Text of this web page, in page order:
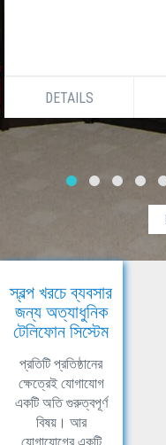
DETAILS
স্বল্প খরচে ব্যবসার
জন্য অত্যাধুনিক
টেলিফোন সিস্টেম
প্রতিটি প্রতিষ্ঠানের
ক্ষেত্রেই যোগাযোগ
একটি অতি গুরুত্বপূর্ণ
বিষয়। আর